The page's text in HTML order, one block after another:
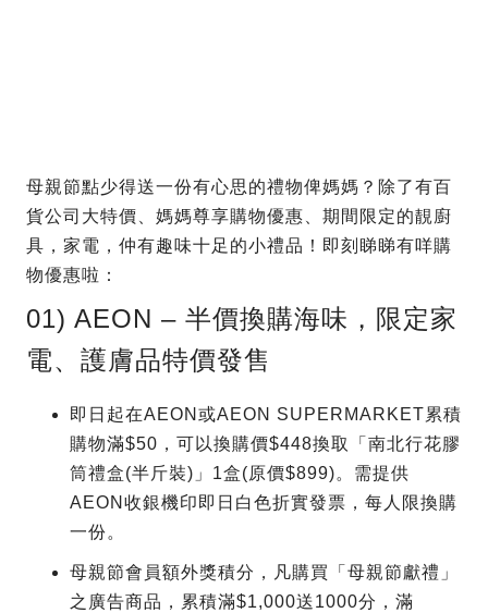
母親節點少得送一份有心思的禮物俾媽媽？除了有百
貨公司大特價、媽媽尊享購物優惠、期間限定的靚廚
具，家電，仲有趣味十足的小禮品！即刻睇睇有咩購
物優惠啦：
01) AEON – 半價換購海味，限定家
電、護膚品特價發售
即日起在AEON或AEON SUPERMARKET累積
購物滿$50，可以換購價$448換取「南北行花膠
筒禮盒(半斤裝)」1盒(原價$899)。需提供
AEON收銀機印即日白色折實發票，每人限換購
一份。
母親節會員額外獎積分，凡購買「母親節獻禮」
之廣告商品，累積滿$1,000送1000分，滿